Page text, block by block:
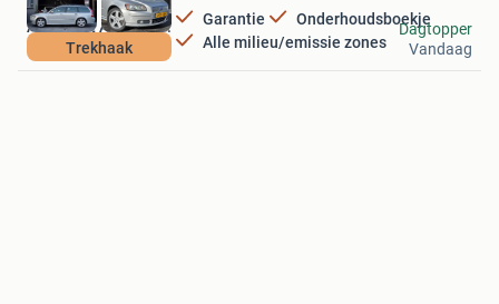
Trekhaak
Garantie
Onderhoudsboekje
Alle milieu/emissie zones
Adequaat Auto's B.V.
Ter Aar
Dagtopper
Vandaag